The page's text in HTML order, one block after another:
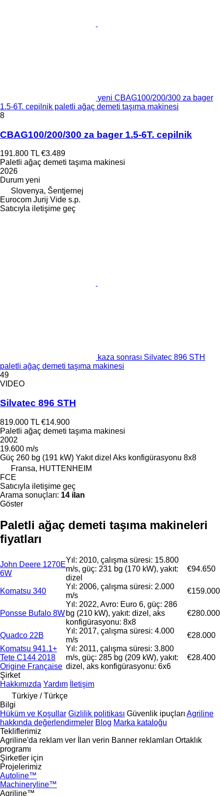
yeni CBAG100/200/300 za bager
1.5-6T. cepilnik paletli ağaç demeti taşıma makinesi
8
CBAG100/200/300 za bager 1.5-6T. cepilnik
191.800 TL €3.489
Paletli ağaç demeti taşıma makinesi
2026
Durum yeni
Slovenya, Šentjernej
Eurocom Jurij Vide s.p.
Satıcıyla iletişime geç
kaza sonrası Silvatec 896 STH
paletli ağaç demeti taşıma makinesi
49
VIDEO
Silvatec 896 STH
819.000 TL €14.900
Paletli ağaç demeti taşıma makinesi
2002
19.600 m/s
Güç 260 bg (191 kW) Yakıt dizel Aks konfigürasyonu 8x8
Fransa, HUTTENHEIM
FCE
Satıcıyla iletişime geç
Arama sonuçları: 14 ilan
Göster
Paletli ağaç demeti taşıma makineleri
fiyatları
John Deere 1270E
6W
Yıl: 2010, çalışma süresi: 15.800
m/s, güç: 231 bg (170 kW), yakıt:
dizel
€94.650
Komatsu 340
Yıl: 2006, çalışma süresi: 2.000
m/s
€159.000
Ponsse Bufalo 8W
Yıl: 2022, Avro: Euro 6, güç: 286
bg (210 kW), yakıt: dizel, aks
konfigürasyonu: 8x8
€280.000
Quadco 22B
Yıl: 2017, çalışma süresi: 4.000
m/s
€28.000
Komatsu 941.1+
Tete C144 2018
Origine Française
Yıl: 2011, çalışma süresi: 3.800
m/s, güç: 285 bg (209 kW), yakıt:
dizel, aks konfigürasyonu: 6x6
€28.400
Şirket
Hakkımızda Yardım
İletişim
Türkiye / Türkçe
Bilgi
Hüküm ve Koşullar Gizlilik politikası Güvenlik ipuçları Agriline
hakkında değerlendirmeler Blog Marka kataloğu
Tekliflerimiz
Agriline'da reklam ver
İlan verin Banner reklamları Ortaklık
programı
Şirketler için
Projelerimiz
Autoline™
Machineryline™
Agriline™